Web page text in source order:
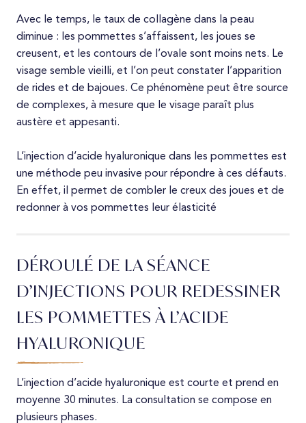
Avec le temps, le taux de collagène dans la peau
diminue : les pommettes s’affaissent, les joues se
creusent, et les contours de l’ovale sont moins nets. Le
visage semble vieilli, et l’on peut constater l’apparition
de rides et de bajoues. Ce phénomène peut être source
de complexes, à mesure que le visage paraît plus
austère et appesanti.
L’injection d’acide hyaluronique dans les pommettes est
une méthode peu invasive pour répondre à ces défauts.
En effet, il permet de combler le creux des joues et de
redonner à vos pommettes leur élasticité
DÉROULÉ DE LA SÉANCE
D’INJECTIONS POUR REDESSINER
LES POMMETTES À L’ACIDE
HYALURONIQUE
L’injection d’acide hyaluronique est courte et prend en
moyenne 30 minutes. La consultation se compose en
plusieurs phases.